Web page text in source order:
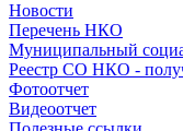
Новости
Перечень НКО
Муниципальный
Реестр СО НКО -
Фотоотчет
Видеоотчет